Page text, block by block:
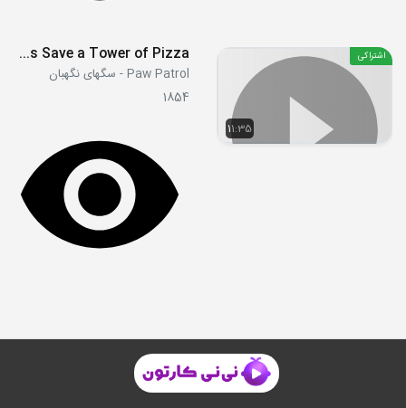
11:35
اشتراکی S05E26b - Pups Save a Tower of Pizza
Paw Patrol - سگهای نگهبان
1854